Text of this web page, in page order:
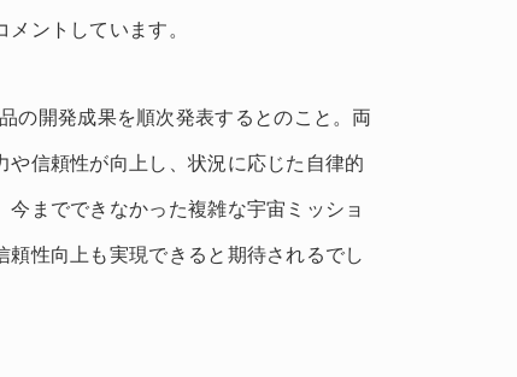
ントしています。
の開発成果を順次発表するとのこと。両
信頼性が向上し、状況に応じた自律的
までできなかった複雑な宇宙ミッショ
性向上も実現できると期待されるでし